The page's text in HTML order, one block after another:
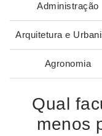
Administração
Arquitetura e
Agronomia
Qual
menos